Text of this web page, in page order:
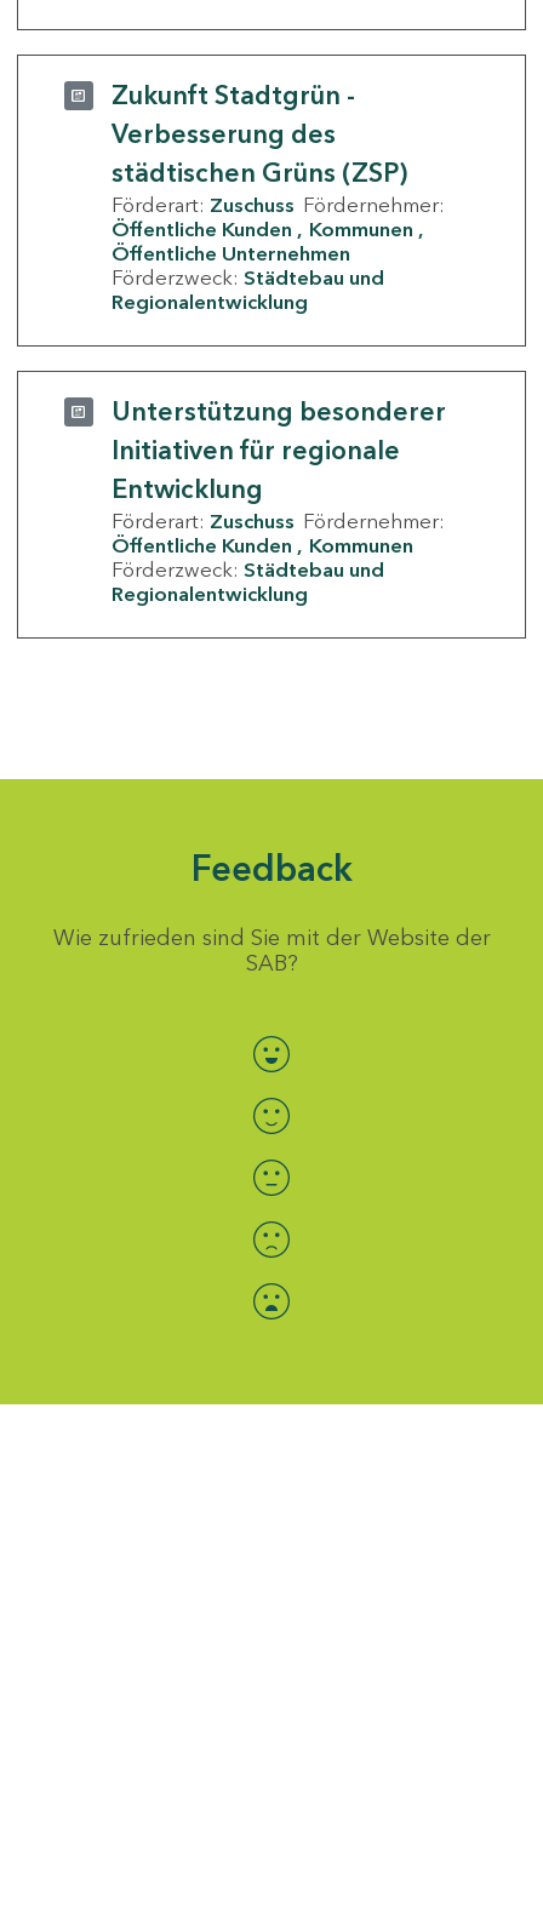
Zukunft Stadtgrün -
Verbesserung des
städtischen Grüns (ZSP)
Förderart: Zuschuss Fördernehmer:
Öffentliche Kunden
Kommunen
Öffentliche Unternehmen
Förderzweck: Städtebau und
Regionalentwicklung
Unterstützung besonderer
Initiativen für regionale
Entwicklung
Förderart: Zuschuss Fördernehmer:
Öffentliche Kunden
Kommunen
Förderzweck: Städtebau und
Regionalentwicklung
Feedback
Wie zufrieden sind Sie mit der Website der
SAB?
Bewertung auswählen